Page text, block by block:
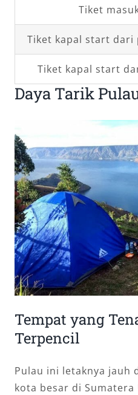
Tiket
Tiket kapal start dari
Tiket kapal start
Daya Tarik
Tempat yang
Terpencil
Pulau ini letaknya jauh
kota besar di Sumatera